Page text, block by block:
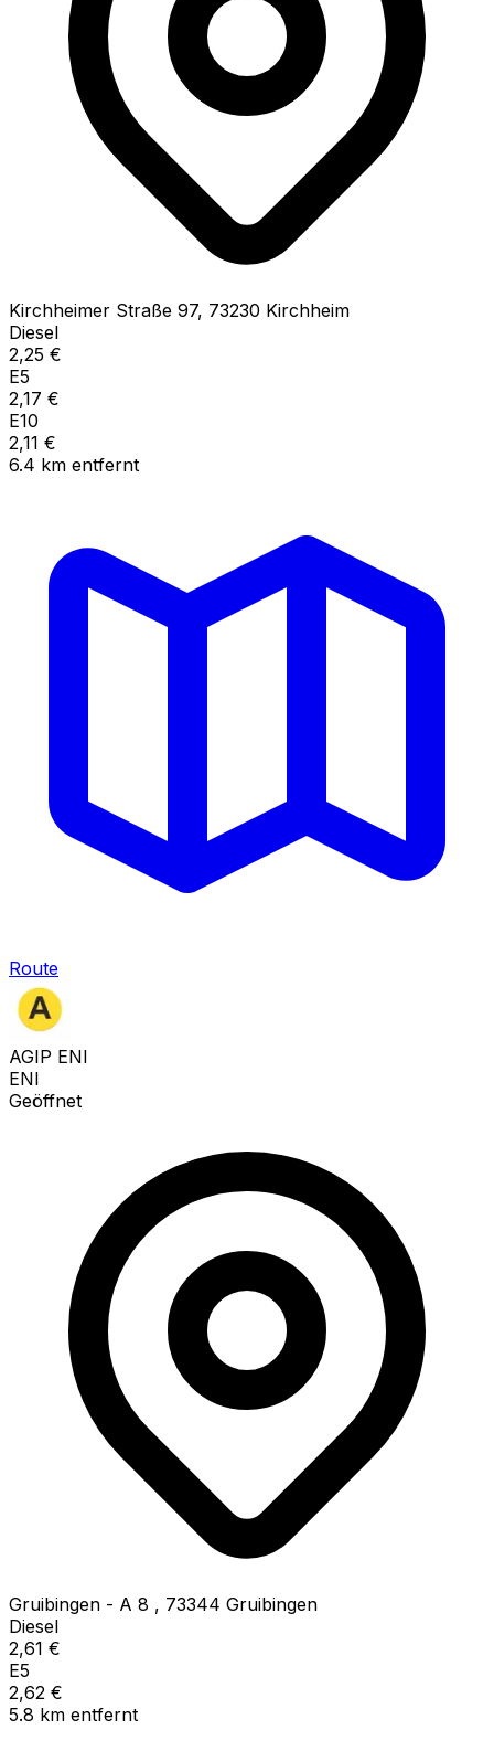
Kirchheimer Straße 97, 73230 Kirchheim
Diesel
2,25 €
E5
2,17 €
E10
2,11 €
6.4 km entfernt
Route
AGIP ENI
ENI
Geöffnet
Gruibingen - A 8 , 73344 Gruibingen
Diesel
2,61 €
E5
2,62 €
5.8 km entfernt